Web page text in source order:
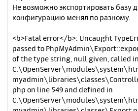
б
щ
н
е
Не возможно экспортировать базу
конфигурацию менял по разному.
<b>Fatal error</b>: Uncaught
passed to
of the type string, null given, called in
php on line 549 and defined in